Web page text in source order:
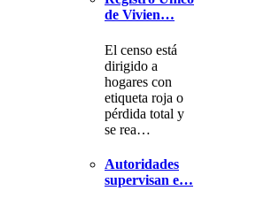
de Vivien…
El censo está
dirigido a
hogares con
etiqueta roja o
pérdida total y
se rea…
Autoridades
supervisan e…